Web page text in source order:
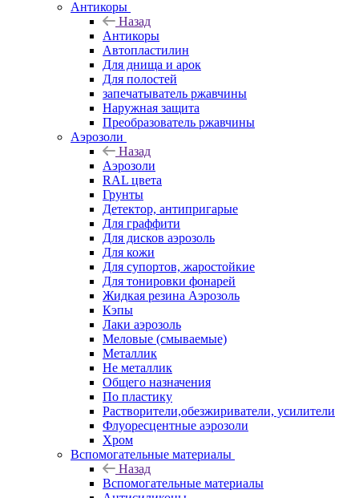
Антикоры
Назад
Антикоры
Автопластилин
Для днища и арок
Для полостей
запечатыватель ржавчины
Наружная защита
Преобразователь ржавчины
Аэрозоли
Назад
Аэрозоли
RAL цвета
Грунты
Детектор, антипригарые
Для граффити
Для дисков аэрозоль
Для кожи
Для супортов, жаростойкие
Для тонировки фонарей
Жидкая резина Аэрозоль
Кэпы
Лаки аэрозоль
Меловые (смываемые)
Металлик
Не металлик
Общего назначения
По пластику
Растворители,обезжириватели, усилители
Флуоресцентные аэрозоли
Хром
Вспомогательные материалы
Назад
Вспомогательные материалы